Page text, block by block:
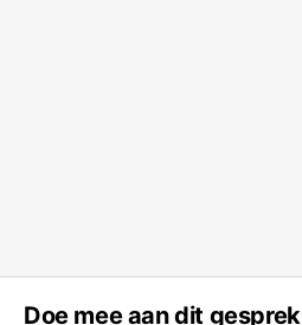
Doe mee aan dit gesprek